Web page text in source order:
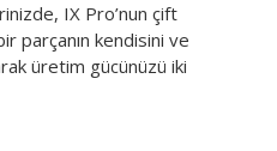
IX Pro’nun çift
parçanın kendisini ve
üretim gücünüzü iki